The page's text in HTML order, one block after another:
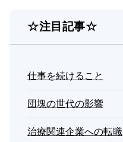
☆注目記事☆
仕事を続けること
団塊の世代の影響
治療関連企業への転職